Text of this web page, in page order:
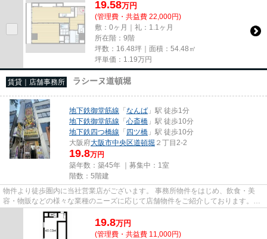
19.58万円
(管理費・共益費 22,000円)
敷：0ヶ月｜礼：1.1ヶ月
所在階：9階
坪数：16.48坪｜面積：54.48㎡
坪単価： 1.19万円
賃貸｜店舗事務所 ラシーヌ道頓堀
地下鉄御堂筋線 「なんば 」駅 徒歩1分
地下鉄御堂筋線 「心斎橋 」駅 徒歩10分
地下鉄四つ橋線 「四ツ橋 」駅 徒歩10分
大阪府大阪市中央区道頓堀 ２丁目2-2
19.8万円
築年数：築45年 ｜募集中： 1室
階数：5階建
物件より徒歩圏内に当社営業店がございます。 事務所物件をはじめ、飲食・美
容・物販などの様々な業種のニーズに応じて店舗物件をご紹介しております。
尚、弊社ではおとり広告は一切...
19.8万円
(管理費・共益費 11,000円)